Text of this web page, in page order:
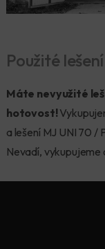
Použité
Máte nevyužité
hotovost!
a lešení MJ UNI 70 /
Nevadí, vykupujeme